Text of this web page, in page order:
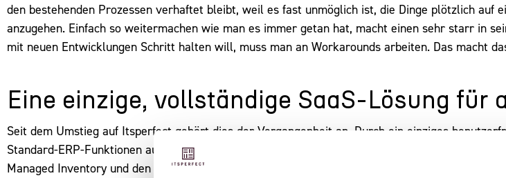
den bestehenden Prozessen verhaftet bleibt, weil es fast unmöglich ist, die Dinge plötzlich auf
anzugehen. Einfach so weitermachen wie man es immer getan hat, macht einen sehr starr in
mit neuen Entwicklungen Schritt halten will, muss man an Workarounds arbeiten. Das macht
Eine einzige, vollständige SaaS-Lösung für
Seit dem Umstieg auf Itsperfect gehört dies der Vergangenheit an. Durch ein einziges
Standard-ERP-Funktionen auch integrierte Module wie Warehouse Management (WMS),
Managed Inventory und den B2B-Webshop für den Verkauf an Einzelhändler enthält. Dazu